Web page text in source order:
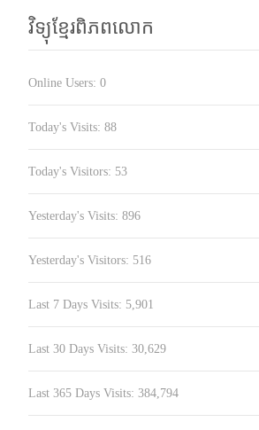
វិទ្យុខ្មែរពិភពលោក
Online Users: 0
Today's Visits: 88
Today's Visitors: 53
Yesterday's Visits: 896
Yesterday's Visitors: 516
Last 7 Days Visits: 5,901
Last 30 Days Visits: 30,629
Last 365 Days Visits: 384,794